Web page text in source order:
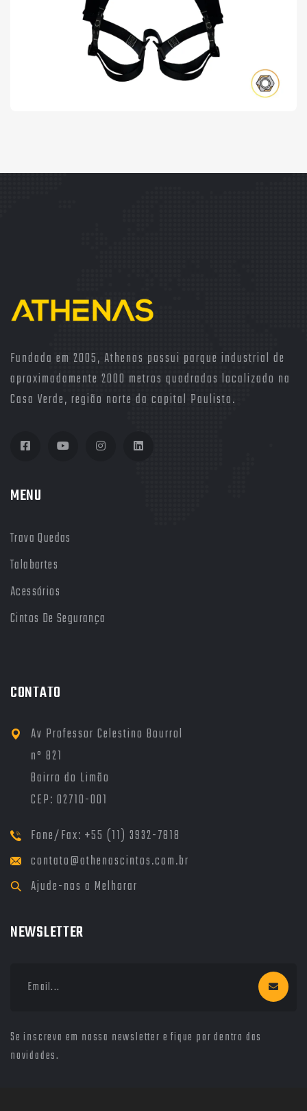
Fundada em 2005, Athenas possui parque industrial de
aproximadamente 2000 metros quadrados localizado na
Casa Verde, região norte da capital Paulista.
MENU
Trava Quedas
Talabartes
Acessórios
Cintos De Segurança
CONTATO
Av Professor Celestino Bourrol
n° 821
Bairro do Limão
CEP: 02710-001
Fone/Fax: +55 (11) 3932-7818
contato@athenascintos.com.br
Ajude-nos a Melhorar
NEWSLETTER
Se inscreva em nossa newsletter e fique por dentro das
novidades.